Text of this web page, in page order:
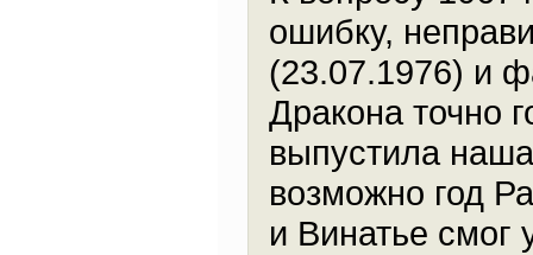
ошибку,
(23.07.1976) и
Дракона точно
выпустила
возможно год
и Винатье смог